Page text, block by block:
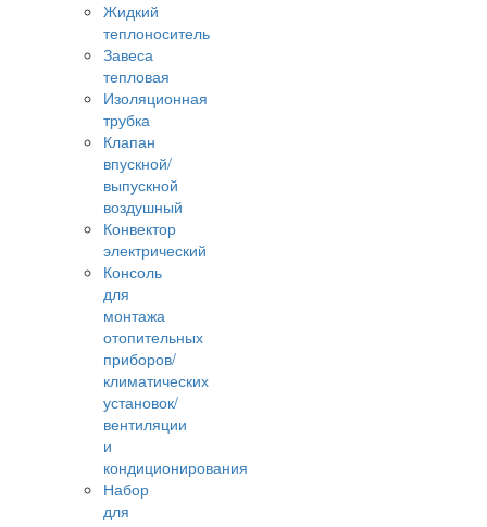
Жидкий
теплоноситель
Завеса
тепловая
Изоляционная
трубка
Клапан
впускной/
выпускной
воздушный
Конвектор
электрический
Консоль
для
монтажа
отопительных
приборов/
климатических
установок/
вентиляции
и
кондиционирования
Набор
для